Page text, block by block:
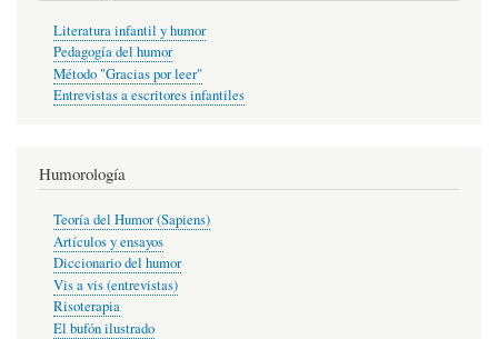
Literatura infantil y humor
Pedagogía del humor
Método "Gracias por leer"
Entrevistas a escritores infantiles
Humorología
Teoría del Humor (Sapiens)
Artículos y ensayos
Diccionario del humor
Vis a vis (entrevistas)
Risoterapia
El bufón ilustrado